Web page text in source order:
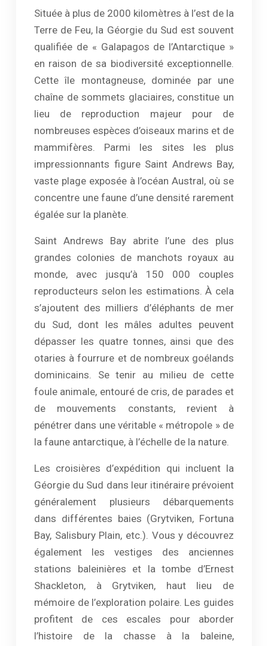
Située à plus de 2000 kilomètres à l’est de la
Terre de Feu, la Géorgie du Sud est souvent
qualifiée de « Galapagos de l’Antarctique »
en raison de sa biodiversité exceptionnelle.
Cette île montagneuse, dominée par une
chaîne de sommets glaciaires, constitue un
lieu de reproduction majeur pour de
nombreuses espèces d’oiseaux marins et de
mammifères. Parmi les sites les plus
impressionnants figure Saint Andrews Bay,
vaste plage exposée à l’océan Austral, où se
concentre une faune d’une densité rarement
égalée sur la planète.
Saint Andrews Bay abrite l’une des plus
grandes colonies de manchots royaux au
monde, avec jusqu’à 150 000 couples
reproducteurs selon les estimations. À cela
s’ajoutent des milliers d’éléphants de mer
du Sud, dont les mâles adultes peuvent
dépasser les quatre tonnes, ainsi que des
otaries à fourrure et de nombreux goélands
dominicains. Se tenir au milieu de cette
foule animale, entouré de cris, de parades et
de mouvements constants, revient à
pénétrer dans une véritable « métropole » de
la faune antarctique, à l’échelle de la nature.
Les croisières d’expédition qui incluent la
Géorgie du Sud dans leur itinéraire prévoient
généralement plusieurs débarquements
dans différentes baies (Grytviken, Fortuna
Bay, Salisbury Plain, etc.). Vous y découvrez
également les vestiges des anciennes
stations baleinières et la tombe d’Ernest
Shackleton, à Grytviken, haut lieu de
mémoire de l’exploration polaire. Les guides
profitent de ces escales pour aborder
l’histoire de la chasse à la baleine,